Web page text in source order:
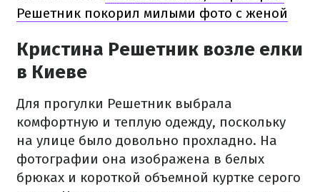
Решетник покорил милыми фото с женой
Кристина Решетник возле елки
в Киеве
Для прогулки Решетник выбрала
комфортную и теплую одежду, поскольку
на улице было довольно прохладно. На
фотографии она изображена в белых
брюках и короткой объемной куртке серого